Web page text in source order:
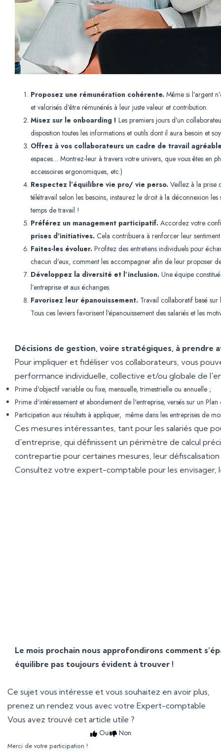
Proposez une rémunération cohérente. Même si l’argent
et valorisés d’être rémunérés à leur juste valeur et contribution.
Misez sur le onboarding ! Les premiers jours d’un
disposition toutes les informations et outils dont il aura besoin et
Offrez à vos collaborateurs un cadre de travail
espaces… Montrez-leur à travers votre univers, que vous êtes en
accessoires ergonomiques, etc.)
Respectez l’équilibre vie pro/ vie perso. Veillez à la prise
télétravail selon les besoins, instaurez le droit à la déconnexion
temps de travail !
Préférez un management participatif. Accordez votre
prises d'initiatives. Cela contribuera à renforcer leur sentiment
Faites-les évoluer. Profitez des entretiens individuels pour
chacun d'eux, comment les accompagner afin de leur proposer
Développez la diversité et l’inclusion. Une équipe
l’entreprise et aux échanges.
Favorisez leur épanouissement. Travail collaboratif basé
Tous ces leviers favorisent l’épanouissement des salariés et les
Décisions de gestion, voire stratégiques, à prendre
Pour impliquer et fidéliser vos collaborateurs, vous
performance individuelle, collective et/ou globale de
Prime d'objectif variable ou fixe, mensuelle, trimestrielle ou annuelle ;
Prime d'intéressement et abondement de l'entreprise, versés sur un
Participation aux résultats à appliquer, même dans les entreprises de
Ces mesures intéressantes, tant pour les salariés que
d'entreprise, qui définissent un périmètre de calcul
contrepartie pour certaines mesures, leur
Consultez votre expert-comptable pour les envisager,
Le mois prochain nous approfondirons comment
équilibre pas toujours évident à trouver !
Ce sujet vous intéresse et vous souhaitez en avoir plus,
prenez un rendez vous avec votre Expert-comptable
Vous avez trouvé cet article utile ?
Oui
Non
Merci de votre participation !